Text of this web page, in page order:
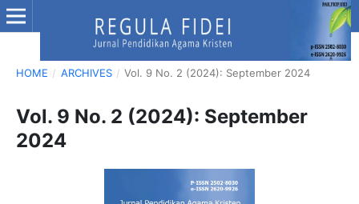
HOME / ARCHIVES / Vol. 9 No. 2 (2024): September 2024
Vol. 9 No. 2 (2024): September
2024